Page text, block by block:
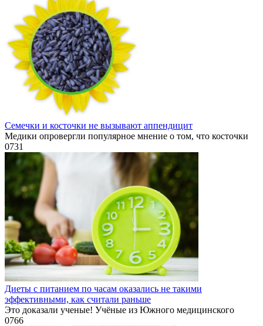
Семечки и косточки не вызывают аппендицит
Медики опровергли популярное мнение о том, что косточки
0731
Диеты с питанием по часам оказались не такими
эффективными, как считали раньше
Это доказали ученые! Учёные из Южного медицинского
0766